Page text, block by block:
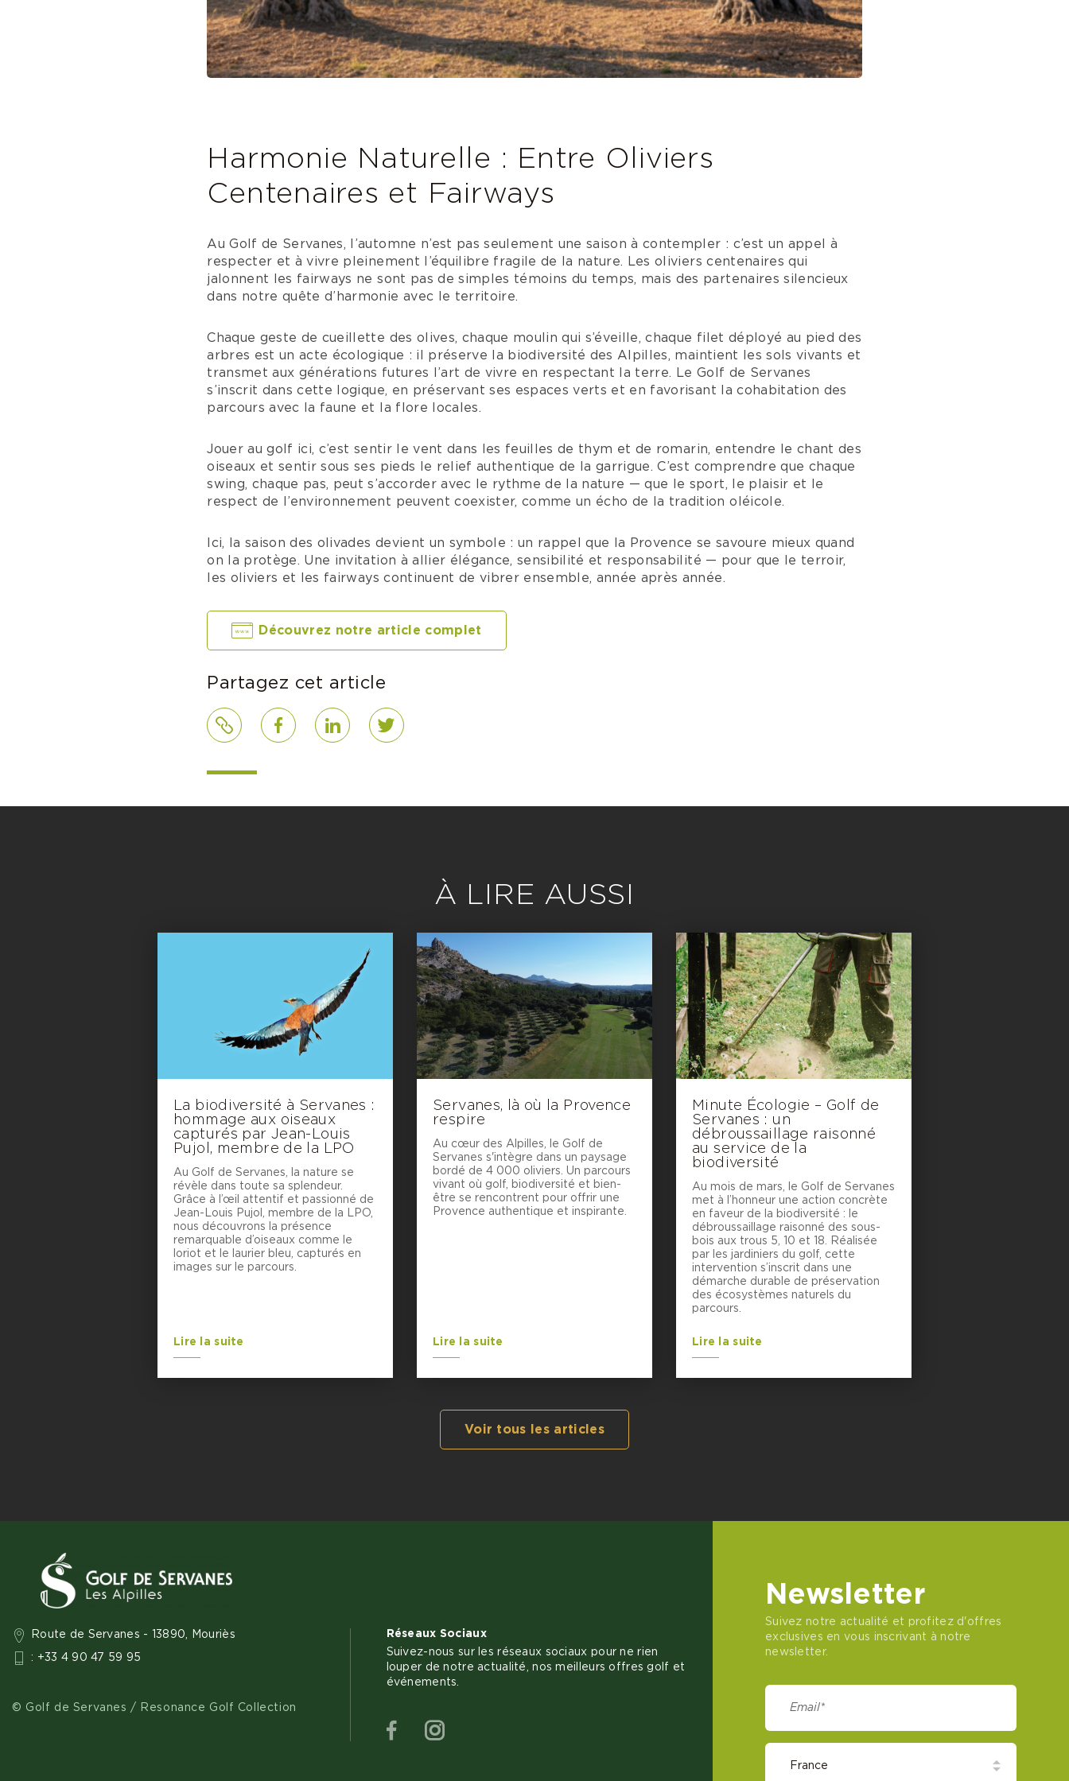
Harmonie Naturelle : Entre Oliviers
Centenaires et Fairways
Au Golf de Servanes, l’automne n’est pas seulement une saison à contempler : c’est un appel à
respecter et à vivre pleinement l’équilibre fragile de la nature. Les oliviers centenaires qui
jalonnent les fairways ne sont pas de simples témoins du temps, mais des partenaires silencieux
dans notre quête d’harmonie avec le territoire.
Chaque geste de cueillette des olives, chaque moulin qui s’éveille, chaque filet déployé au pied des
arbres est un acte écologique : il préserve la biodiversité des Alpilles, maintient les sols vivants et
transmet aux générations futures l’art de vivre en respectant la terre. Le Golf de Servanes
s’inscrit dans cette logique, en préservant ses espaces verts et en favorisant la cohabitation des
parcours avec la faune et la flore locales.
Jouer au golf ici, c’est sentir le vent dans les feuilles de thym et de romarin, entendre le chant des
oiseaux et sentir sous ses pieds le relief authentique de la garrigue. C’est comprendre que chaque
swing, chaque pas, peut s’accorder avec le rythme de la nature — que le sport, le plaisir et le
respect de l’environnement peuvent coexister, comme un écho de la tradition oléicole.
Ici, la saison des olivades devient un symbole : un rappel que la Provence se savoure mieux quand
on la protège. Une invitation à allier élégance, sensibilité et responsabilité — pour que le terroir,
les oliviers et les fairways continuent de vibrer ensemble, année après année.
Découvrez notre article complet
Partagez cet article
Lien FacebookLinkedInTwitter
À LIRE AUSSI
La biodiversité à Servanes :
hommage aux oiseaux
capturés par Jean-Louis
Pujol, membre de la LPO
Au Golf de Servanes, la nature se
révèle dans toute sa splendeur.
Grâce à l’œil attentif et passionné de
Jean-Louis Pujol, membre de la LPO,
nous découvrons la présence
remarquable d’oiseaux comme le
loriot et le laurier bleu, capturés en
images sur le parcours.
Lire la suite
Servanes, là où la Provence
respire
Au cœur des Alpilles, le Golf de
Servanes s'intègre dans un paysage
bordé de 4 000 oliviers. Un parcours
vivant où golf, biodiversité et bien-
être se rencontrent pour offrir une
Provence authentique et inspirante.
Lire la suite
Minute Écologie – Golf de
Servanes : un
débroussaillage raisonné
au service de la
biodiversité
Au mois de mars, le Golf de Servanes
met à l’honneur une action concrète
en faveur de la biodiversité : le
débroussaillage raisonné des sous-
bois aux trous 5, 10 et 18. Réalisée
par les jardiniers du golf, cette
intervention s’inscrit dans une
démarche durable de préservation
des écosystèmes naturels du
parcours.
Lire la suite
Voir tous les articles
Route de Servanes - 13890, Mouriès
: +33 4 90 47 59 95
© Golf de Servanes / Resonance Golf Collection
Réseaux Sociaux
Suivez-nous sur les réseaux sociaux pour ne rien
louper de notre actualité, nos meilleurs offres golf et
événements.
FacebookInstagram
Newsletter
Suivez notre actualité et profitez d'offres
exclusives en vous inscrivant à notre
newsletter.